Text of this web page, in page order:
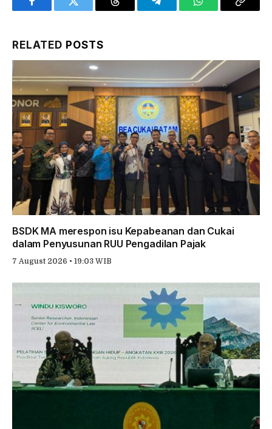
FacebookTwitter Threads TelegramWhatsAppCopy
RELATED POSTS
BSDK MA merespon isu Kepabeanan dan Cukai
dalam Penyusunan RUU Pengadilan Pajak
7 August 2026 • 19:03 WIB